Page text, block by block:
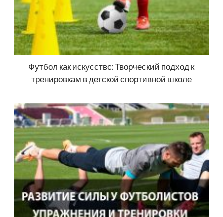
Футбол как искусство: Творческий подход к
тренировкам в детской спортивной школе